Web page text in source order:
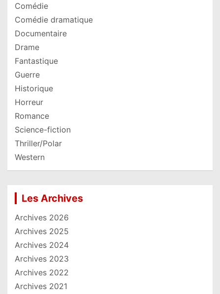
Comédie
Comédie dramatique
Documentaire
Drame
Fantastique
Guerre
Historique
Horreur
Romance
Science-fiction
Thriller/Polar
Western
Les Archives
Archives 2026
Archives 2025
Archives 2024
Archives 2023
Archives 2022
Archives 2021